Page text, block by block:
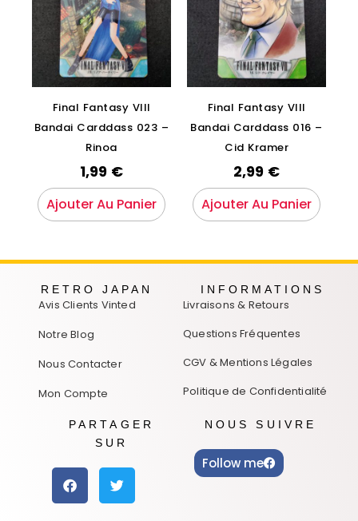
Final Fantasy VIII
Bandai Carddass 023 –
Rinoa
1,99 €
Ajouter Au Panier
Final Fantasy VIII
Bandai Carddass 016 –
Cid Kramer
2,99 €
Ajouter Au Panier
RETRO JAPAN
Avis Clients Vinted
Notre Blog
Nous Contacter
Mon Compte
INFORMATIONS
Livraisons & Retours
Questions Fréquentes
CGV & Mentions Légales
Politique de Confidentialité
PARTAGER
SUR
NOUS SUIVRE
Follow me